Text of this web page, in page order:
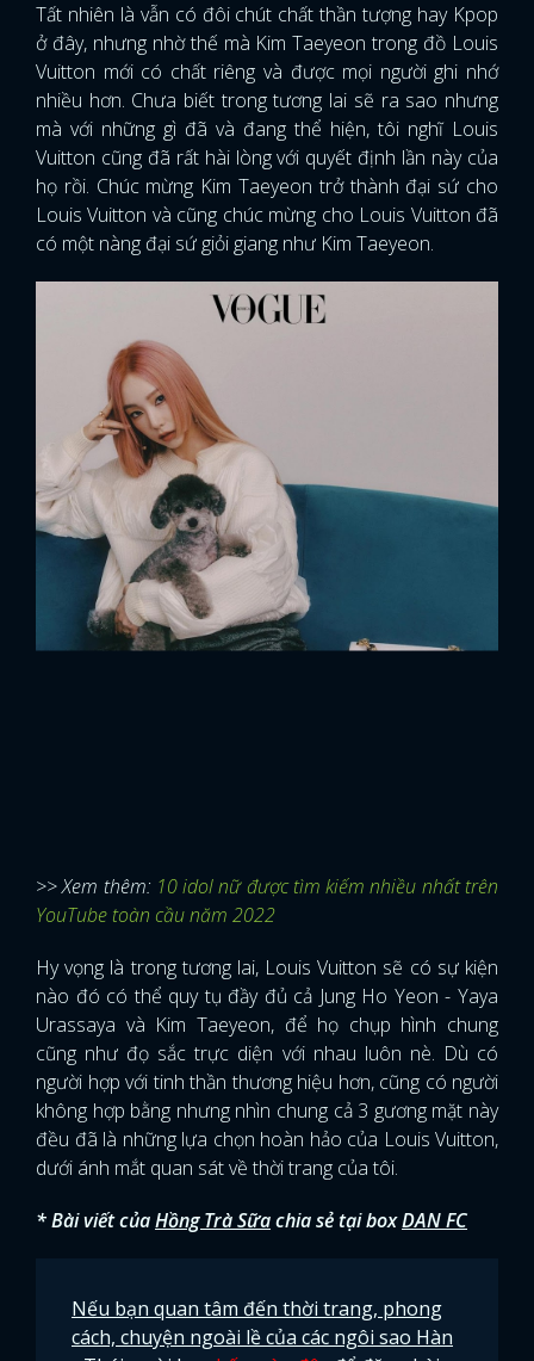
x
ĐĂNG NHẬP
Tất nhiên là vẫn có đôi chút chất thần tượng hay Kpop
ở đây, nhưng nhờ thế mà Kim Taeyeon trong đồ Louis
Vuitton mới có chất riêng và được mọi người ghi nhớ
nhiều hơn. Chưa biết trong tương lai sẽ ra sao nhưng
mà với những gì đã và đang thể hiện, tôi nghĩ Louis
Vuitton cũng đã rất hài lòng với quyết định lần này của
họ rồi. Chúc mừng Kim Taeyeon trở thành đại sứ cho
Louis Vuitton và cũng chúc mừng cho Louis Vuitton đã
có một nàng đại sứ giỏi giang như Kim Taeyeon.
>> Xem thêm: 10 idol nữ được tìm kiếm nhiều nhất trên
YouTube toàn cầu năm 2022
Hy vọng là trong tương lai, Louis Vuitton sẽ có sự kiện
nào đó có thể quy tụ đầy đủ cả Jung Ho Yeon - Yaya
Urassaya và Kim Taeyeon, để họ chụp hình chung
cũng như đọ sắc trực diện với nhau luôn nè. Dù có
người hợp với tinh thần thương hiệu hơn, cũng có người
không hợp bằng nhưng nhìn chung cả 3 gương mặt này
đều đã là những lựa chọn hoàn hảo của Louis Vuitton,
dưới ánh mắt quan sát về thời trang của tôi.
* Bài viết củaHồng Trà Sữachia sẻ tại boxDAN FC
Nếu bạn quan tâm đến thời trang, phong
cách, chuyện ngoài lề của các ngôi sao Hàn